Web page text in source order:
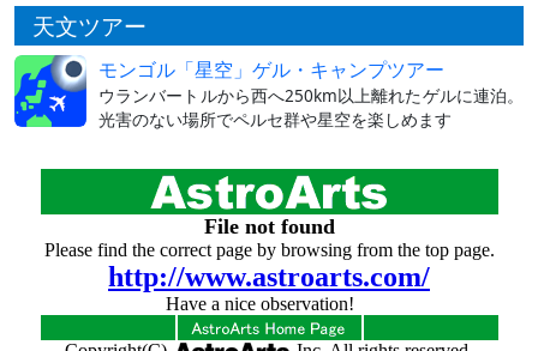
天文ツアー
モンゴル「星空」ゲル・キャンプツアー
ウランバートルから西へ250km以上離れたゲルに連泊。
光害のない場所でペルセ群や星空を楽しめます